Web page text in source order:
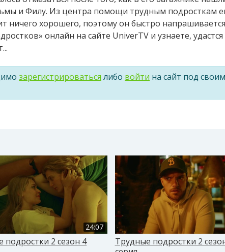
и Филу. Из центра помощи трудным подросткам
ничего хорошего, поэтому он быстро напрашивается
онлайн на сайте UniverTV и узнаете, удастся
зарегистрироваться либо войти на сайт под своим
24:07
подростки 2 сезон 4
Трудные подростки 2